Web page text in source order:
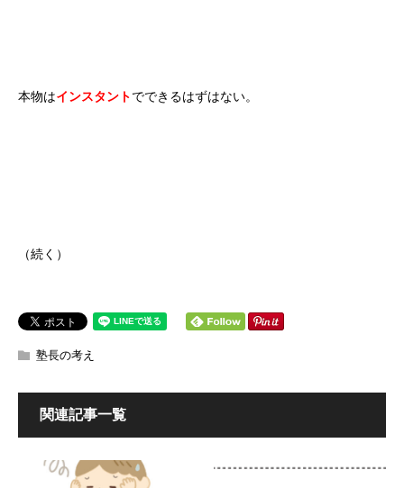
本物はインスタントでできるはずはない。
（続く）
塾長の考え
関連記事一覧